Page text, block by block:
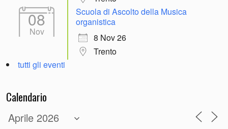
08
Nov
Scuola di Ascolto della Musica
organistica
8 Nov 26
Trento
tutti gli eventi
Calendario